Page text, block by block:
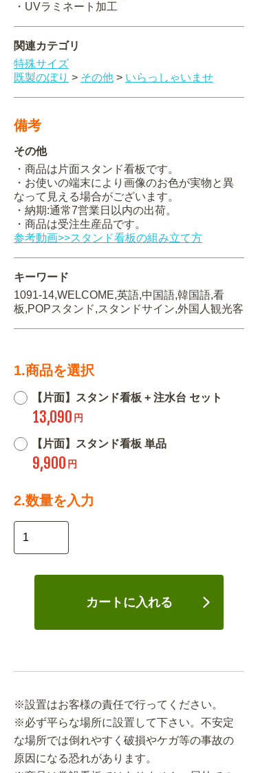
・UVラミネート加工
関連カテゴリ
特殊サイズ
既製のぼり > その他 > いらっしゃいませ
備考
その他
・商品は片面スタンド看板です。
・お使いの端末により画像のお色が実物と異
なって見える場合がございます。
・納期:通常7営業日以内の出荷。
・商品は受注生産品です。
参考動画>>スタンド看板の組み立て方
キーワード
1091-14,WELCOME,英語,中国語,韓国語,看
板,POPスタンド,スタンドサイン,外国人観光客
1.商品を選択
【片面】スタンド看板 + 注水台 セット
13,090 円
【片面】スタンド看板 単品
9,900 円
2.数量を入力
カートに入れる
※設置はお客様の責任で行ってください。
※必ず平らな場所に設置して下さい。不安定
な場所では倒れやすく破損やケガ等の事故の
原因になる恐れがあります。